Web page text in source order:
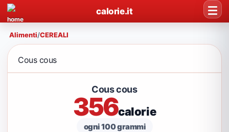
calorie.it
Alimenti/CEREALI
Cous cous
Cous cous
356calorie
ogni 100 grammi